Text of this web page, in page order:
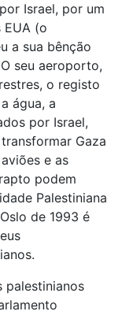
Israel, por um
(o
a sua bênção
seu aeroporto,
o registo
água, a
por Israel,
Gaza
e as
podem
Palestiniana
de 1993 é
palestinianos